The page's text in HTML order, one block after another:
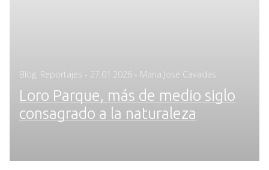
Blog Reportajes - Posted
27.01.2026 - Maria José Cavadas
Loro Parque, más de medio siglo
consagrado a la naturaleza